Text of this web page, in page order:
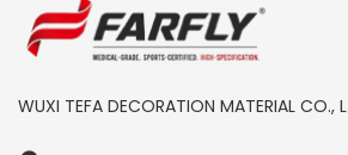
WUXI TEFA DECORATION MATERIAL CO.,